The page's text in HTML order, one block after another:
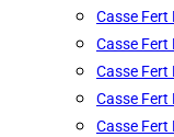
Casse Fert
Casse Fert
Casse Fert
Casse Fert
Casse Fert